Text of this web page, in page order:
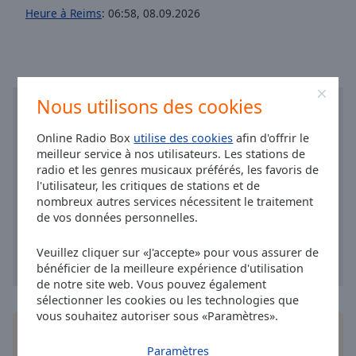
Nous utilisons des cookies
Online Radio Box utilise des cookies afin d'offrir le
meilleur service à nos utilisateurs. Les stations de
radio et les genres musicaux préférés, les favoris de
l'utilisateur, les critiques de stations et de
nombreux autres services nécessitent le traitement
de vos données personnelles.
Veuillez cliquer sur «J'accepte» pour vous assurer de
bénéficier de la meilleure expérience d'utilisation
de notre site web. Vous pouvez également
sélectionner les cookies ou les technologies que
vous souhaitez autoriser sous «Paramètres».
Paramètres
Area
Family
Heure à Reims: 06:58, 08.09.2026
pour votre téléphone intelligent et d'écouter vos